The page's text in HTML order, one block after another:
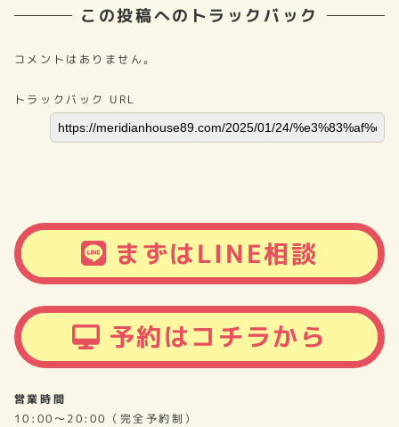
この投稿へのトラックバック
コメントはありません。
トラックバック URL
まずはLINE相談
予約はコチラから
営業時間
10:00～20:00（完全予約制）